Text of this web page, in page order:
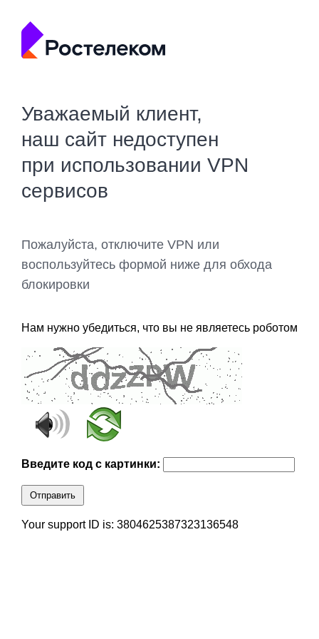
Уважаемый клиент,
наш сайт недоступен
при использовании VPN
сервисов
Пожалуйста, отключите VPN или
воспользуйтесь формой ниже для обхода
блокировки
Нам нужно убедиться, что вы не являетесь роботом
Введите код с картинки:
Отправить
Your support ID is: 3804625387323136548